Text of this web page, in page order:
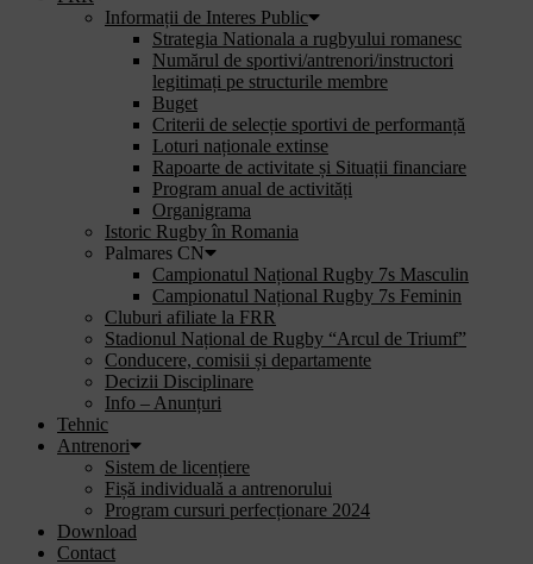
Informații de Interes Public
Strategia Nationala a rugbyului romanesc
Numărul de sportivi/antrenori/instructori
legitimați pe structurile membre
Buget
Criterii de selecție sportivi de performanță
Loturi naționale extinse
Rapoarte de activitate și Situații financiare
Program anual de activități
Organigrama
Istoric Rugby în Romania
Palmares CN
Campionatul Național Rugby 7s Masculin
Campionatul Național Rugby 7s Feminin
Cluburi afiliate la FRR
Stadionul Național de Rugby “Arcul de Triumf”
Conducere, comisii și departamente
Decizii Disciplinare
Info – Anunțuri
Tehnic
Antrenori
Sistem de licențiere
Fișă individuală a antrenorului
Program cursuri perfecționare 2024
Download
Contact